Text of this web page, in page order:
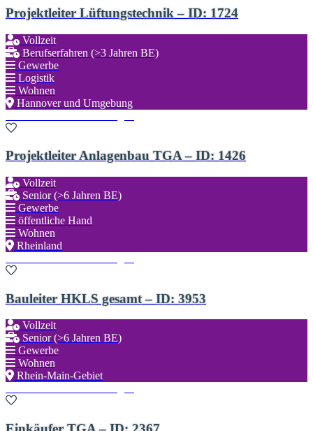
Projektleiter Lüftungstechnik – ID: 1724
Vollzeit
Berufserfahren (>3 Jahren BE)
Gewerbe
Logistik
Wohnen
Hannover und Umgebung
Projektleiter Anlagenbau TGA – ID: 1426
Vollzeit
Senior (>6 Jahren BE)
Gewerbe
öffentliche Hand
Wohnen
Rheinland
Bauleiter HKLS gesamt – ID: 3953
Vollzeit
Senior (>6 Jahren BE)
Gewerbe
Wohnen
Rhein-Main-Gebiet